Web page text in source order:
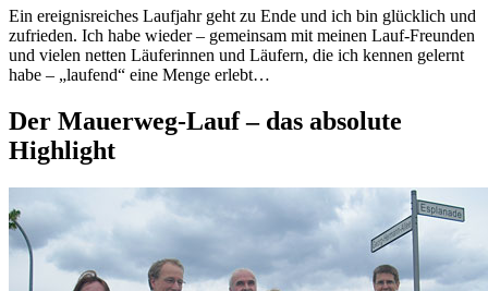
Ein ereignisreiches Laufjahr geht zu Ende und ich bin glücklich und
zufrieden. Ich habe wieder – gemeinsam mit meinen Lauf-Freunden
und vielen netten Läuferinnen und Läufern, die ich kennen gelernt
habe – „laufend“ eine Menge erlebt…
Der Mauerweg-Lauf – das absolute
Highlight